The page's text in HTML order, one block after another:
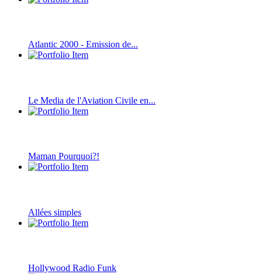
Atlantic 2000 - Emission de...
Le Media de l'Aviation Civile en...
Maman Pourquoi?!
Allées simples
Hollywood Radio Funk